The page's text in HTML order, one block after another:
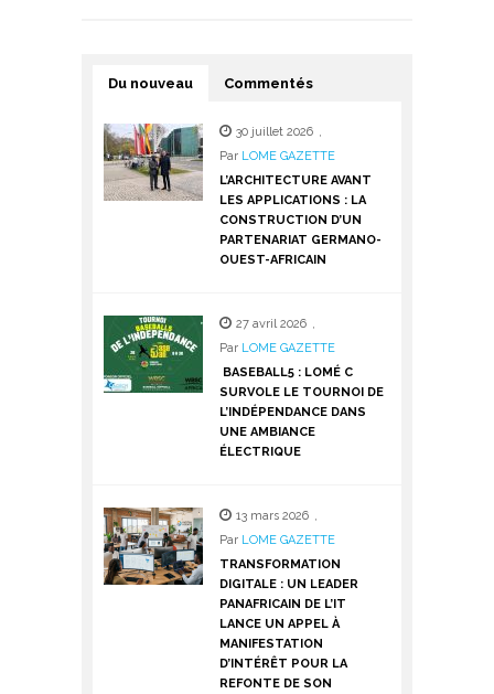
Du nouveau Commentés
30 juillet 2026 ,
Par LOME GAZETTE
L’ARCHITECTURE AVANT
LES APPLICATIONS : LA
CONSTRUCTION D’UN
PARTENARIAT GERMANO-
OUEST-AFRICAIN
27 avril 2026 ,
Par LOME GAZETTE
BASEBALL5 : LOMÉ C
SURVOLE LE TOURNOI DE
L’INDÉPENDANCE DANS
UNE AMBIANCE
ÉLECTRIQUE
13 mars 2026 ,
Par LOME GAZETTE
TRANSFORMATION
DIGITALE : UN LEADER
PANAFRICAIN DE L’IT
LANCE UN APPEL À
MANIFESTATION
D’INTÉRÊT POUR LA
REFONTE DE SON